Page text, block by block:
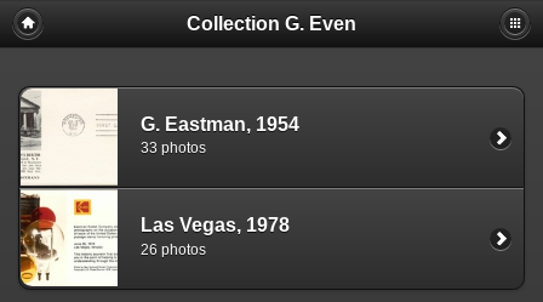
Collection G. Even
G. Eastman, 1954
33 photos
Las Vegas, 1978
26 photos